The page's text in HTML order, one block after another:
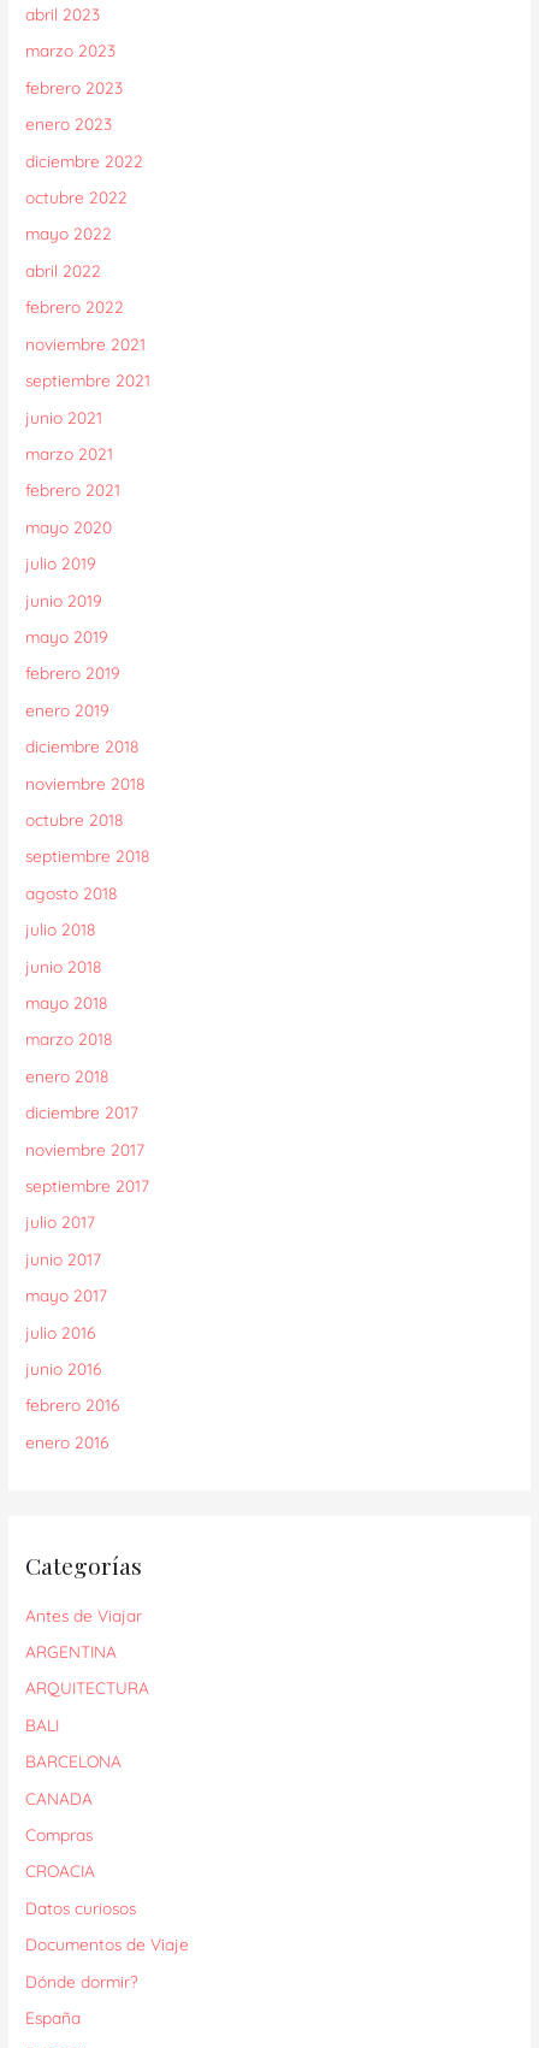
abril 2023
marzo 2023
febrero 2023
enero 2023
diciembre 2022
octubre 2022
mayo 2022
abril 2022
febrero 2022
noviembre 2021
septiembre 2021
junio 2021
marzo 2021
febrero 2021
mayo 2020
julio 2019
junio 2019
mayo 2019
febrero 2019
enero 2019
diciembre 2018
noviembre 2018
octubre 2018
septiembre 2018
agosto 2018
julio 2018
junio 2018
mayo 2018
marzo 2018
enero 2018
diciembre 2017
noviembre 2017
septiembre 2017
julio 2017
junio 2017
mayo 2017
julio 2016
junio 2016
febrero 2016
enero 2016
Categorías
Antes de Viajar
ARGENTINA
ARQUITECTURA
BALI
BARCELONA
CANADA
Compras
CROACIA
Datos curiosos
Documentos de Viaje
Dónde dormir?
España